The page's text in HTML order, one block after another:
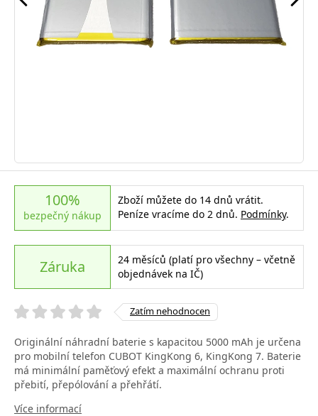
100%
bezpečný nákup
Zboží můžete do 14 dnů vrátit.
Peníze vracíme do 2 dnů. Podmínky.
Záruka
24 měsíců (platí pro všechny – včetně
objednávek na IČ)
Zatím nehodnocen
Originální náhradní baterie s kapacitou 5000 mAh je určena
pro mobilní telefon CUBOT KingKong 6, KingKong 7. Baterie
má minimální paměťový efekt a maximální ochranu proti
přebití, přepólování a přehřátí.
Více informací